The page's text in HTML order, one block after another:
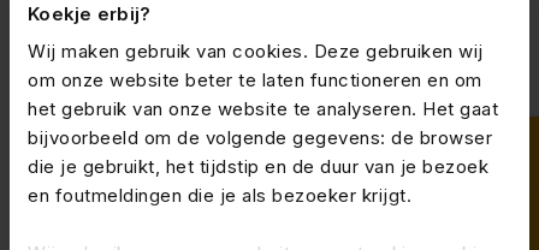
Koekje erbij?
Wij maken gebruik van cookies. Deze gebruiken wij
om onze website beter te laten functioneren en om
het gebruik van onze website te analyseren. Het gaat
bijvoorbeeld om de volgende gegevens: de browser
die je gebruikt, het tijdstip en de duur van je bezoek
en foutmeldingen die je als bezoeker krijgt.
telefoons of andere voorwerpen op de werkvloer
verbieden. Hiervoor is geen instemming van
werknemers nodig.
Wel geldt dat zo’n regel redelijk en billijk moet zijn.